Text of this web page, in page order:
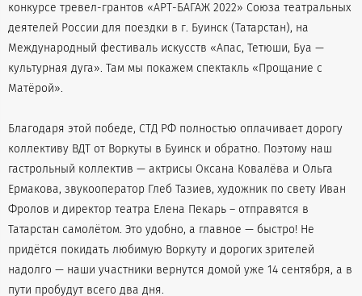
конкурсе тревел-грантов «AРТ-БАГАЖ 2022» Союза театральных
деятелей России для поездки в г. Буинск (Татарстан), на
Международный фестиваль искусств «Апас, Тетюши, Буа —
культурная дуга». Там мы покажем спектакль «Прощание с
Матёрой».
Благодаря этой победе, СТД РФ полностью оплачивает дорогу
коллективу ВДТ от Воркуты в Буинск и обратно. Поэтому наш
гастрольный коллектив — актрисы Оксана Ковалёва и Ольга
Ермакова, звукооператор Глеб Тазиев, художник по свету Иван
Фролов и директор театра Елена Пекарь – отправятся в
Татарстан самолётом. Это удобно, а главное — быстро! Не
придётся покидать любимую Воркуту и дорогих зрителей
надолго — наши участники вернутся домой уже 14 сентября, а в
пути пробудут всего два дня.